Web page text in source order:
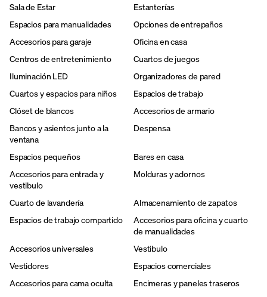
Sala de Estar
Estanterías
Espacios para manualidades
Opciones de entrepaños
Accesorios para garaje
Oficina en casa
Centros de entretenimiento
Cuartos de juegos
Iluminación LED
Organizadores de pared
Cuartos y espacios para niños
Espacios de trabajo
Clóset de blancos
Accesorios de armario
Bancos y asientos junto a la
ventana
Despensa
Espacios pequeños
Bares en casa
Accesorios para entrada y
vestibulo
Molduras y adornos
Cuarto de lavandería
Almacenamiento de zapatos
Espacios de trabajo compartido
Accesorios para oficina y cuarto
de manualidades
Accesorios universales
Vestibulo
Vestidores
Espacios comerciales
Accesorios para cama oculta
Encimeras y paneles traseros